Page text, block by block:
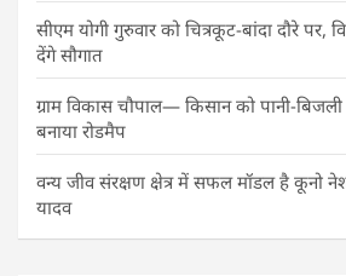
सीएम योगी गुरुवार को चित्रकूट-बांदा दौरे पर,
देंगे सौगात
ग्राम विकास चौपाल— किसान को पानी-
बनाया रोडमैप
वन्य जीव संरक्षण क्षेत्र में सफल मॉडल है कूनो
यादव